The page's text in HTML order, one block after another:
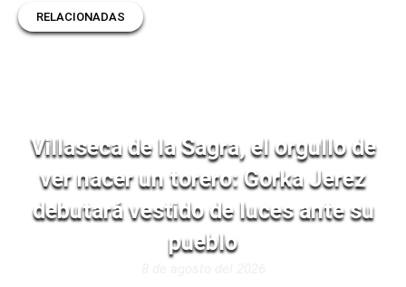
RELACIONADAS
Villaseca de la Sagra, el orgullo de
ver nacer un torero: Gorka Jerez
debutará vestido de luces ante su
pueblo